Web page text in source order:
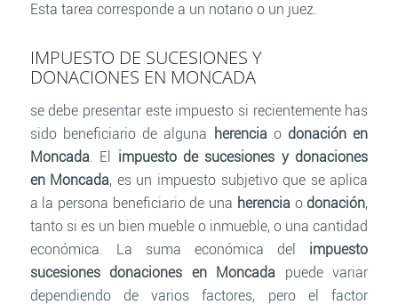
Esta tarea corresponde a un notario o un juez.
IMPUESTO DE SUCESIONES Y
DONACIONES EN MONCADA
se debe presentar este impuesto si recientemente has
sido beneficiario de alguna herencia o donación en
Moncada . El impuesto de sucesiones y donaciones
en Moncada, es un impuesto subjetivo que se aplica
a la persona beneficiario de una herencia o donación,
tanto si es un bien mueble o inmueble, o una cantidad
económica. La suma económica del impuesto
sucesiones donaciones en Moncada puede variar
dependiendo de varios factores, pero el factor